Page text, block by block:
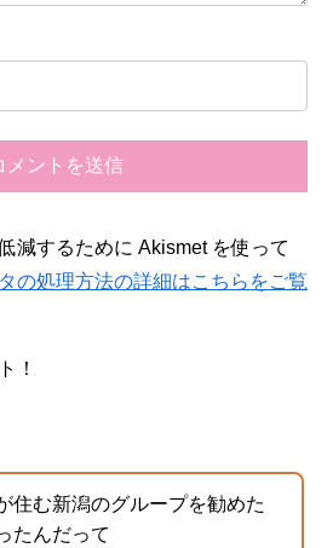
減するために Akismet を使って
の処理方法の詳細はこちらをご覧
！
住む新潟のグループを勧めた
たんだって